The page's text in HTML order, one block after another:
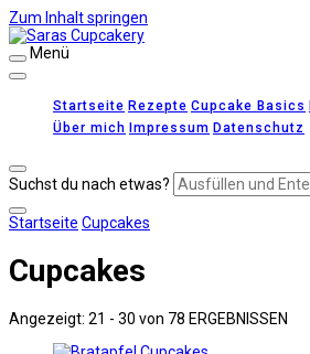
Zum Inhalt springen
Menü
Startseite Rezepte Cupcake Basics
Über mich Impressum Datenschutz
Suchst du nach etwas?
Startseite Cupcakes
Cupcakes
Angezeigt: 21 - 30 von 78 ERGEBNISSEN